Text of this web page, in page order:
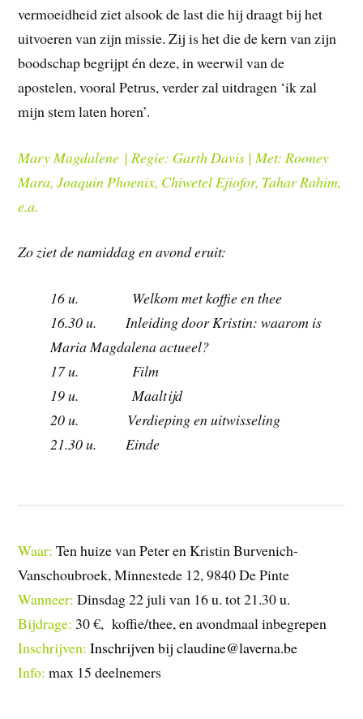
vermoeidheid ziet alsook de last die hij draagt bij het
uitvoeren van zijn missie. Zij is het die de kern van zijn
boodschap begrijpt én deze, in weerwil van de
apostelen, vooral Petrus, verder zal uitdragen ‘ik zal
mijn stem laten horen’.
Mary Magdalene | Regie: Garth Davis | Met: Rooney
Mara, Joaquin Phoenix, Chiwetel Ejiofor, Tahar Rahim,
e.a.
Zo ziet de namiddag en avond eruit:
16 u. Welkom met koffie en thee
16.30 u. Inleiding door Kristin: waarom is
Maria Magdalena actueel?
17 u. Film
19 u. Maaltijd
20 u. Verdieping en uitwisseling
21.30 u. Einde
Waar: Ten huize van Peter en Kristin Burvenich-
Vanschoubroek, Minnestede 12, 9840 De Pinte
Wanneer: Dinsdag 22 juli van 16 u. tot 21.30 u.
Bijdrage: 30 €, koffie/thee, en avondmaal inbegrepen
Inschrijven: Inschrijven bij claudine@laverna.be
Info:max 15 deelnemers